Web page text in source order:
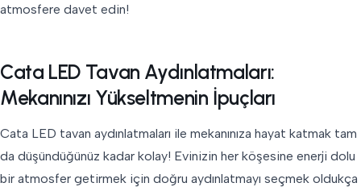
atmosfere davet edin!
Cata LED Tavan Aydınlatmaları:
Mekanınızı Yükseltmenin İpuçları
Cata LED tavan aydınlatmaları ile mekanınıza hayat katmak tam
da düşündüğünüz kadar kolay! Evinizin her köşesine enerji dolu
bir atmosfer getirmek için doğru aydınlatmayı seçmek oldukça